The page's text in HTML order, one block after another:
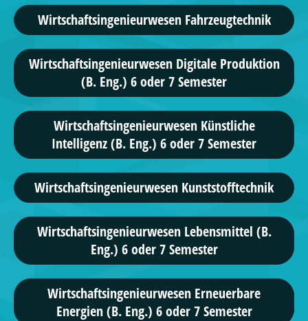
Wirtschafts­ingenieur­wesen Fahrzeugtechnik
Wirtschaftsingenieurwesen Digitale Produktion
(B. Eng.) 6 oder 7 Semester
Wirtschaftsingenieurwesen Künstliche
Intelligenz (B. Eng.) 6 oder 7 Semester
Wirtschafts­ingenieur­wesen Kunststofftechnik
Wirtschaftsingenieurwesen Lebensmittel (B.
Eng.) 6 oder 7 Semester
Wirtschaftsingenieurwesen Erneuerbare
Energien (B. Eng.) 6 oder 7 Semester